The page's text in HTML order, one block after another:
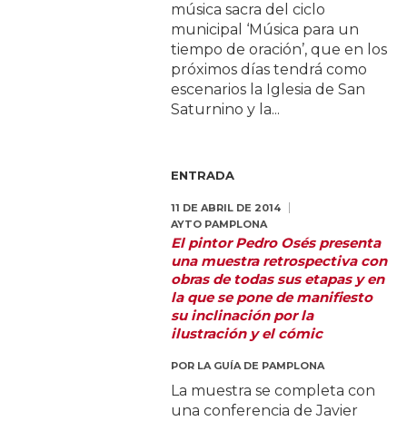
música sacra del ciclo
municipal ‘Música para un
tiempo de oración’, que en los
próximos días tendrá como
escenarios la Iglesia de San
Saturnino y la...
ENTRADA
11 DE ABRIL DE 2014
AYTO PAMPLONA
El pintor Pedro Osés presenta
una muestra retrospectiva con
obras de todas sus etapas y en
la que se pone de manifiesto
su inclinación por la
ilustración y el cómic
POR LA GUÍA DE PAMPLONA
La muestra se completa con
una conferencia de Javier